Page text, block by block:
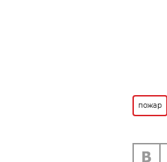
пожар